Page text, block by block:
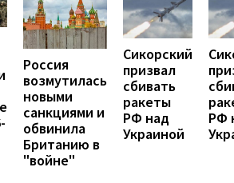
Россия
возмутилась
новыми
санкциями и
обвинила
Британию в
"войне"
Сикорский
призвал
сбивать
ракеты
РФ над
Украиной
РФ